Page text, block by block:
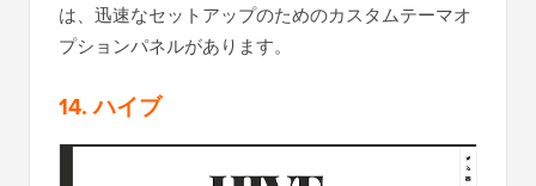
は、迅速なセットアップのためのカスタムテーマオ
プションパネルがあります。
14. ハイブ